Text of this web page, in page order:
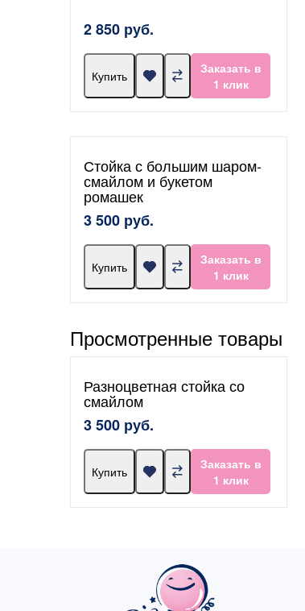
2 850 руб.
Купить
Заказать в
1 клик
Стойка с большим шаром-
смайлом и букетом
ромашек
3 500 руб.
Купить
Заказать в
1 клик
Просмотренные товары
Разноцветная стойка со
смайлом
3 500 руб.
Купить
Заказать в
1 клик